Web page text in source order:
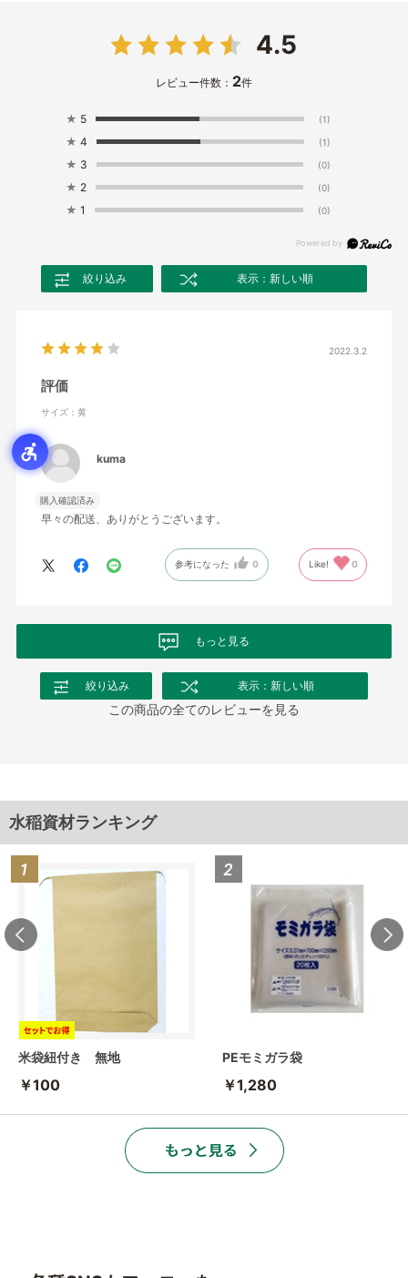
4.5
レビュー件数： 2件
★ 5 (1)
★ 4 (1)
★ 3 (0)
★ 2 (0)
★ 1 (0)
絞り込み 表示：新しい順
2022.3.2
評価
サイズ：黄
kuma
購入確認済み
早々の配送、ありがとうございます。
参考になった 0 Like! 0
もっと見る
絞り込み 表示：新しい順
この商品の全てのレビューを見る
水稲資材ランキング
米袋紐付き 無地
￥100
PEモミガラ袋
￥1,280